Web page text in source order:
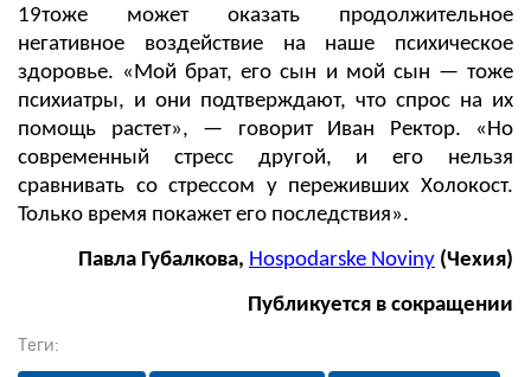
Теги:
19тоже может оказать продолжительное
негативное воздействие на наше психическое
здоровье. «Мой брат, его сын и мой сын — тоже
психиатры, и они подтверждают, что спрос на их
помощь растет», — говорит Иван Ректор. «Но
современный стресс другой, и его нельзя
сравнивать со стрессом у переживших Холокост.
Только время покажет его последствия».
Павла Губалкова, Hospodarske Noviny (Чехия)
Публикуется в сокращении